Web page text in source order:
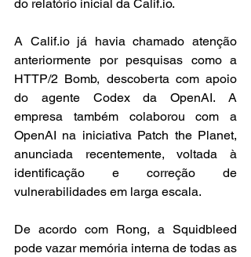
do relatório inicial da Calif.io.
A Calif.io já havia chamado atenção
anteriormente por pesquisas como a
HTTP/2 Bomb, descoberta com apoio
do agente Codex da OpenAI. A
empresa também colaborou com a
OpenAI na iniciativa Patch the Planet,
anunciada recentemente, voltada à
identificação e correção de
vulnerabilidades em larga escala.
De acordo com Rong, a Squidbleed
pode vazar memória interna de todas as